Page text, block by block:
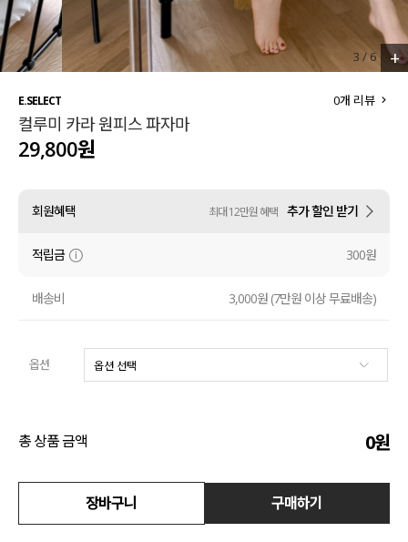
살안타템
110사이즈
티셔츠
셔츠
원피스
니트
팬츠
3 / 6 +
E.SELECT
컬루미 카라 원피스 파자마
0개 리뷰
29,800원
회원혜택 최대 12만원 혜택 추가 할인 받기
적립금 300원
배송비 3,000원 (7만원 이상 무료배송)
옵션
총 상품 금액 0원
장바구니 구매하기